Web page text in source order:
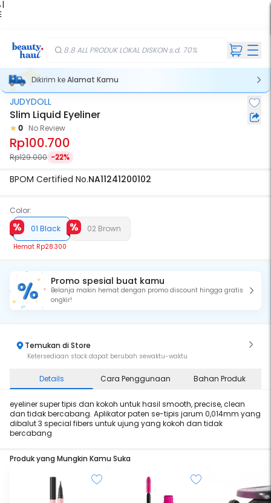
|
8.8 ALL PRODUK LOKAL DISKON s.d. 70%
Dikirim keAlamat Kamu
JUDYDOLL
Slim Liquid Eyeliner
0 No Review
Rp100.700
Rp129.000 -22%
BPOM Certified No.NA11241200102
Color:
01 Black
Hemat Rp28.300
02 Brown
Promo spesial buat kamu
Belanja makin hemat dengan promo discount hingga gratis
ongkir!
Temukan di Store
Ketersediaan stock dapat berubah sewaktu-waktu
Details Cara Penggunaan Bahan Produk
eyeliner super tipis dan kokoh untuk hasil smooth, precise, clean
dan tidak bercabang. Aplikator paten se-tipis jarum 0,014mm yang
dibalut 3 special fibers untuk ujung yang kokoh dan tidak
bercabang
Produk yang Mungkin Kamu Suka